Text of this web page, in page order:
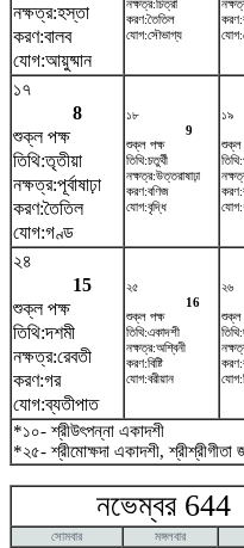
নক্ষত্র:হস্তা
করণ:বালব
যোগ:আয়ুষ্মান
নক্ষত্র:চিত্রা
করণ:তৈতিল
যোগ:সৌভাগ্য
১৭
8
শুক্ল পক্ষ
তিথি:তৃতীয়া
নক্ষত্র:পূর্বাষাঢ়া
করণ:তৈতিল
যোগ:গণ্ড
১৮
9
শুক্ল পক্ষ
তিথি:চতুর্থী
নক্ষত্র:উত্তরাষাঢ়া
করণ:বণিজ
যোগ:বৃদ্ধি
১৯
শুক্ল
২৪
15
শুক্ল পক্ষ
তিথি:দশমী
নক্ষত্র:রেবতী
করণ:গর
যোগ:ব্যতীপাত
২৫
16
শুক্ল পক্ষ
তিথি:একাদশী
নক্ষত্র:অশ্বিনী
করণ:বিষ্টি
যোগ:বরীয়ান
২৬
শুক্ল
*১০- শ্রীউৎপন্না একাদশী
*২৫- শ্রীমোক্ষদা একাদশী, শ্রীশ্রীগীতা
নভেম্বর
সোমবার মঙ্গলবার